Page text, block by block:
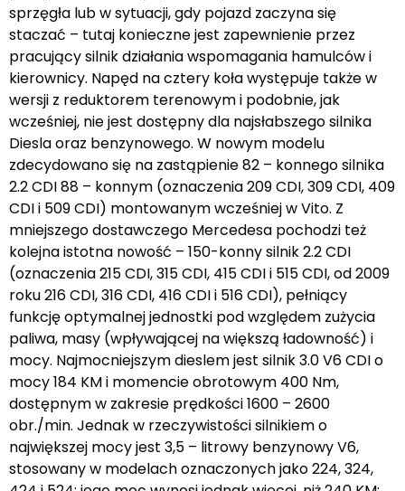
sprzęgła lub w sytuacji, gdy pojazd zaczyna się
staczać – tutaj konieczne jest zapewnienie przez
pracujący silnik działania wspomagania hamulców i
kierownicy. Napęd na cztery koła występuje także w
wersji z reduktorem terenowym i podobnie, jak
wcześniej, nie jest dostępny dla najsłabszego silnika
Diesla oraz benzynowego. W nowym modelu
zdecydowano się na zastąpienie 82 – konnego silnika
2.2 CDI 88 – konnym (oznaczenia 209 CDI, 309 CDI, 409
CDI i 509 CDI) montowanym wcześniej w Vito. Z
mniejszego dostawczego Mercedesa pochodzi też
kolejna istotna nowość – 150-konny silnik 2.2 CDI
(oznaczenia 215 CDI, 315 CDI, 415 CDI i 515 CDI, od 2009
roku 216 CDI, 316 CDI, 416 CDI i 516 CDI), pełniący
funkcję optymalnej jednostki pod względem zużycia
paliwa, masy (wpływającej na większą ładowność) i
mocy. Najmocniejszym dieslem jest silnik 3.0 V6 CDI o
mocy 184 KM i momencie obrotowym 400 Nm,
dostępnym w zakresie prędkości 1600 – 2600
obr./min. Jednak w rzeczywistości silnikiem o
największej mocy jest 3,5 – litrowy benzynowy V6,
stosowany w modelach oznaczonych jako 224, 324,